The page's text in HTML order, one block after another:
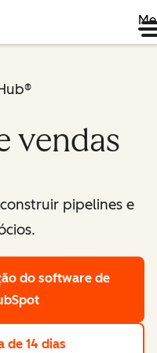
vendas
pipelines e
do software de
de 14 dias